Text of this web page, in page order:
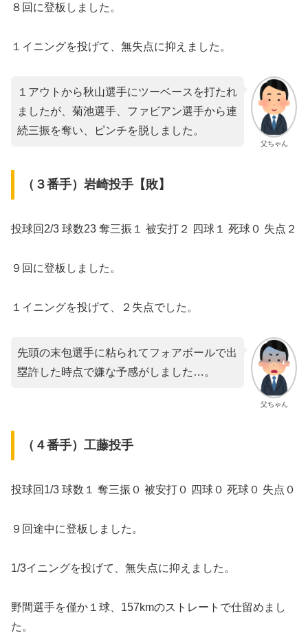
８回に登板しました。
１イニングを投げて、無失点に抑えました。
父ちゃん
１アウトから秋山選手にツーベースを打たれ
ましたが、菊池選手、ファビアン選手から連
続三振を奪い、ピンチを脱しました。
（３番手）岩崎投手【敗】
投球回2/3 球数23 奪三振１ 被安打２ 四球１ 死球０ 失点２
９回に登板しました。
１イニングを投げて、２失点でした。
父ちゃん
先頭の末包選手に粘られてフォアボールで出
塁許した時点で嫌な予感がしました…。
（４番手）工藤投手
投球回1/3 球数１ 奪三振０ 被安打０ 四球０ 死球０ 失点０
９回途中に登板しました。
1/3イニングを投げて、無失点に抑えました。
野間選手を僅か１球、157kmのストレートで仕留めまし
た。